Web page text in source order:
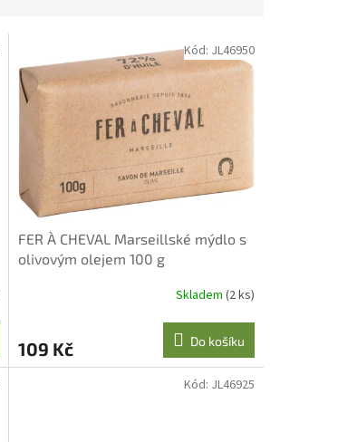
FER À CHEVAL Marseillské mýdlo s
olivovým olejem 100 g
Skladem (2 ks)
109 Kč Do košíku
Kód: JL46950
Kód: JL46925